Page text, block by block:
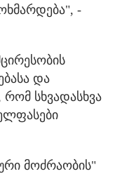
-
და
სხვადასხვა
მოძრაობის"